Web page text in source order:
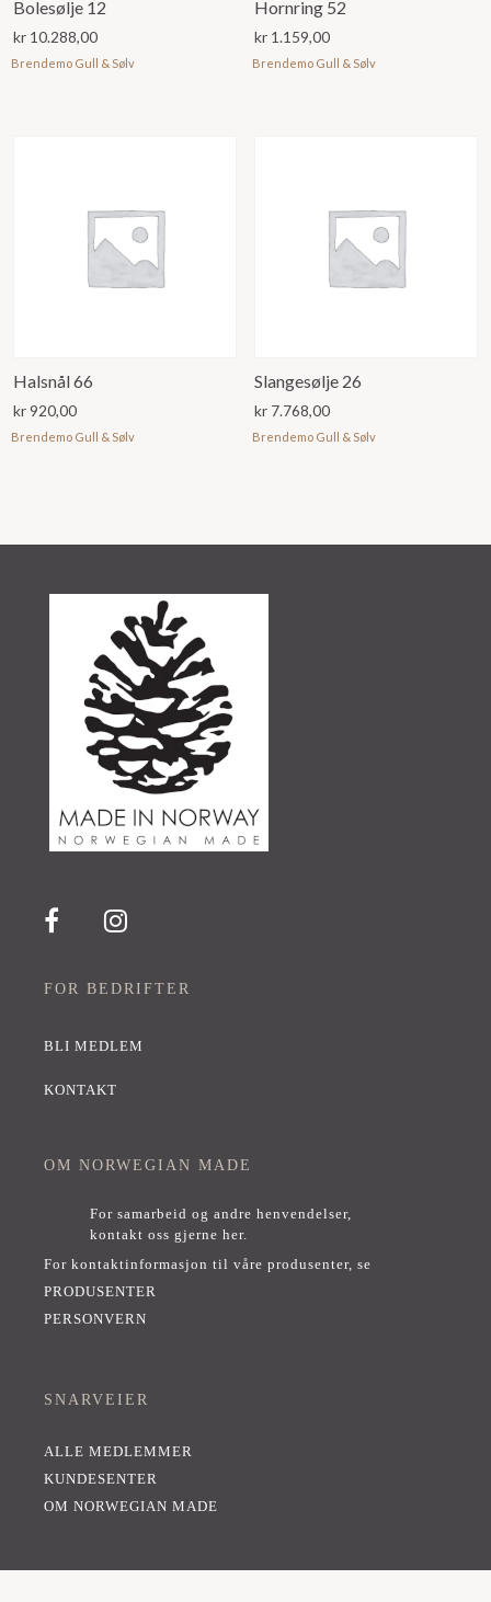
Bolesølje 12
kr 10.288,00
Brendemo Gull & Sølv
Hornring 52
kr 1.159,00
Brendemo Gull & Sølv
Halsnål 66
kr920,00
Brendemo Gull & Sølv
Slangesølje 26
kr 7.768,00
Brendemo Gull & Sølv
FOR BEDRIFTER
BLI MEDLEM
KONTAKT
OM NORWEGIAN MADE
For samarbeid og andre henvendelser,
kontakt oss gjerne her.
For kontaktinformasjon til våre produsenter, se
PRODUSENTER
PERSONVERN
SNARVEIER
ALLE MEDLEMMER
KUNDESENTER
OM NORWEGIAN MADE